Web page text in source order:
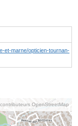
et-marne/opticien-tournan-
OpenStreetMap